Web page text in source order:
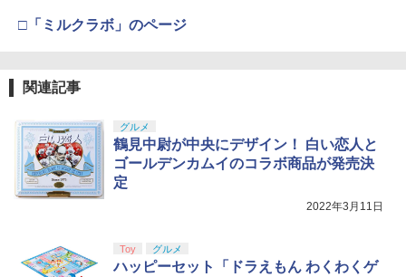
ト／ロールプレイング・ゲーム
￥3,050
テーション5ソフト／アクション・ゲー
ム
￥476
5
ドスカイ
￥592
4
￥9,000
ニンテンドープリペイド番号 5000円|オ
￥5,000
￥11,980
4
￥10,737
【純正品】DualSense ワイヤレスコン
￥10,737
5
マスター TH8S シフター - PC、PS4、P
S5、PS5 Pro、Xbox One、Xbox Serie
￥14,141
(オリジナル特典:オリジナル巾着＋メー
カー特典:【坤と離】二振りの剣、十翼よ
4
劇場版「鬼滅の刃」無限城編 第一章 猗
□「ミルクラボ」のページ
関連記事
グルメ
鶴見中尉が中央にデザイン！ 白い恋人と
ゴールデンカムイのコラボ商品が発売決
定
2022年3月11日
Toy グルメ
ハッピーセット「ドラえもん わくわくゲ